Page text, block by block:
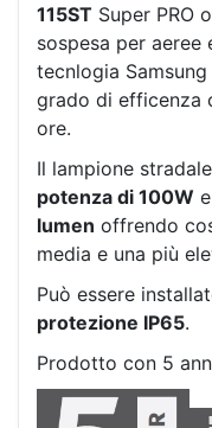
115ST Super PRO
sospesa per aeree
tecnlogia
grado di efficenza
ore.
Il lampione
potenza di 100W
lumen offrendo
media e una più
Può essere
protezione IP65.
Prodotto con 5